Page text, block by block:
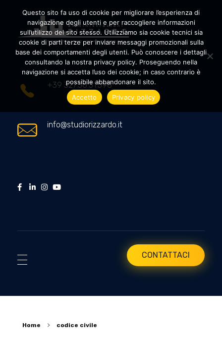
Amministrazioni Rizzardo
+39 327.36.31.598
info@studiorizzardo.it
CONTATTACI
Home codice civile
Questo sito fa uso di cookie per migliorare l’esperienza di
navigazione degli utenti e per raccogliere informazioni
sull’utilizzo del sito stesso. Utilizziamo sia cookie tecnici sia
cookie di parti terze per inviare messaggi promozionali sulla
base dei comportamenti degli utenti. Può conoscere i dettagli
consultando la nostra privacy policy. Proseguendo nella
navigazione si accetta l’uso dei cookie; in caso contrario è
possibile abbandonare il sito.
Accetto
Privacy policy